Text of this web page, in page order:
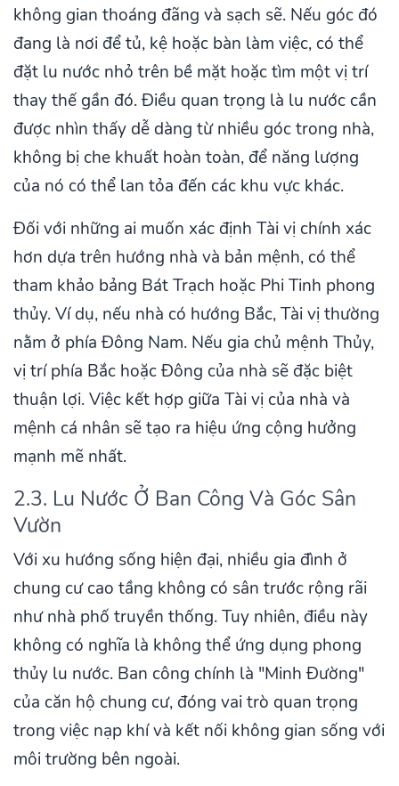
không gian thoáng đãng và sạch sẽ. Nếu góc đó
đang là nơi để tủ, kệ hoặc bàn làm việc, có thể
đặt lu nước nhỏ trên bề mặt hoặc tìm một vị trí
thay thế gần đó. Điều quan trọng là lu nước cần
được nhìn thấy dễ dàng từ nhiều góc trong nhà,
không bị che khuất hoàn toàn, để năng lượng
của nó có thể lan tỏa đến các khu vực khác.
Đối với những ai muốn xác định Tài vị chính xác
hơn dựa trên hướng nhà và bản mệnh, có thể
tham khảo bảng Bát Trạch hoặc Phi Tinh phong
thủy. Ví dụ, nếu nhà có hướng Bắc, Tài vị thường
nằm ở phía Đông Nam. Nếu gia chủ mệnh Thủy,
vị trí phía Bắc hoặc Đông của nhà sẽ đặc biệt
thuận lợi. Việc kết hợp giữa Tài vị của nhà và
mệnh cá nhân sẽ tạo ra hiệu ứng cộng hưởng
mạnh mẽ nhất.
2.3. Lu Nước Ở Ban Công Và Góc Sân
Vườn
Với xu hướng sống hiện đại, nhiều gia đình ở
chung cư cao tầng không có sân trước rộng rãi
như nhà phố truyền thống. Tuy nhiên, điều này
không có nghĩa là không thể ứng dụng phong
thủy lu nước. Ban công chính là "Minh Đường"
của căn hộ chung cư, đóng vai trò quan trọng
trong việc nạp khí và kết nối không gian sống với
môi trường bên ngoài.